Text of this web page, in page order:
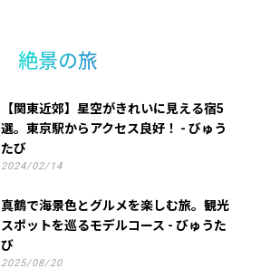
絶景の旅
【関東近郊】星空がきれいに見える宿5
選。東京駅からアクセス良好！ - びゅう
たび
2024/02/14
真鶴で海景色とグルメを楽しむ旅。観光
スポットを巡るモデルコース - びゅうた
び
2025/08/20